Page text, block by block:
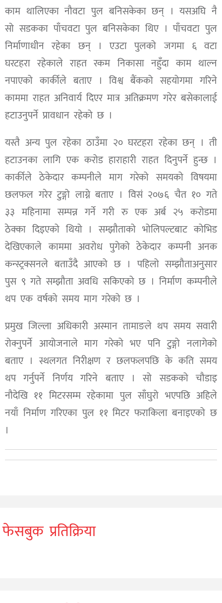
काम थालिएका नौवटा पुल बनिसकेका छन् । यसअघि नै
सो सडकका पाँचवटा पुल बनिसकेका थिए । पाँचवटा पुल
निर्माणाधीन रहेका छन् । एउटा पुलको जगमा ६ वटा
घरटहरा रहेकाले राहत रकम निकासा नहुँदा काम थाल्न
नपाएको कार्कीले बताए । विश्व बैंकको सहयोगमा गरिने
काममा राहत अनिवार्य दिएर मात्र अतिक्रमण गरेर बसेकालाई
हटाउनुपर्ने प्रावधान रहेको छ ।
यस्तै अन्य पुल रहेका ठाउँमा २० घरटहरा रहेका छन् । ती
हटाउनका लागि एक करोड हाराहारी राहत दिनुपर्ने हुन्छ ।
कार्कीले ठेकेदार कम्पनीले माग गरेको समयको विषयमा
छलफल गरेर टुङ्गो लाग्ने बताए । विसं २०७६ चैत १० गते
३३ महिनामा सम्पन्न गर्ने गरी रु एक अर्ब २५ करोडमा
ठेक्का दिइएको थियो । सम्झौताको भोलिपल्टबाट कोभिड
देखिएकाले काममा अवरोध पुगेको ठेकेदार कम्पनी अनक
कन्स्ट्रक्सनले बताउँदै आएको छ । पहिलो सम्झौताअनुसार
पुस ९ गते सम्झौता अवधि सकिएको छ । निर्माण कम्पनीले
थप एक वर्षको समय माग गरेको छ ।
प्रमुख जिल्ला अधिकारी अस्मान तामाङले थप समय सवारी
रोक्नुपर्ने आयोजनाले माग गरेको भए पनि टुङ्गो नलागेको
बताए । स्थलगत निरीक्षण र छलफलपछि के कति समय
थप गर्नुपर्ने निर्णय गरिने बताए । सो सडकको चौडाइ
नौदेखि ११ मिटरसम्म रहेकामा पुल साँघुरो भएपछि अहिले
नयाँ निर्माण गरिएका पुल ११ मिटर फराकिला बनाइएको छ
।
फेसबुक प्रतिक्रिया